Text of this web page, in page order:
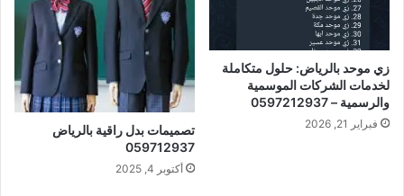
زي موحد بالرياض: حلول متكاملة
لخدمات الشركات الموسمية
والرسمية – 0597212937
فبراير 21, 2026
تصميمات بدل راقية بالرياض
059712937
أكتوبر 4, 2025